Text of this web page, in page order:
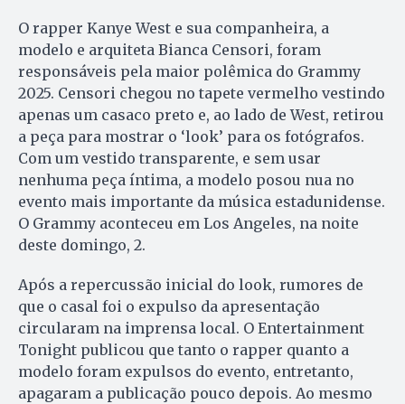
O rapper Kanye West e sua companheira, a
modelo e arquiteta Bianca Censori, foram
responsáveis pela maior polêmica do Grammy
2025. Censori chegou no tapete vermelho vestindo
apenas um casaco preto e, ao lado de West, retirou
a peça para mostrar o ‘look’ para os fotógrafos.
Com um vestido transparente, e sem usar
nenhuma peça íntima, a modelo posou nua no
evento mais importante da música estadunidense.
O Grammy aconteceu em Los Angeles, na noite
deste domingo, 2.
Após a repercussão inicial do look, rumores de
que o casal foi o expulso da apresentação
circularam na imprensa local. O Entertainment
Tonight publicou que tanto o rapper quanto a
modelo foram expulsos do evento, entretanto,
apagaram a publicação pouco depois. Ao mesmo